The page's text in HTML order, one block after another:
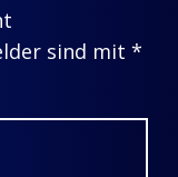
sind mit *